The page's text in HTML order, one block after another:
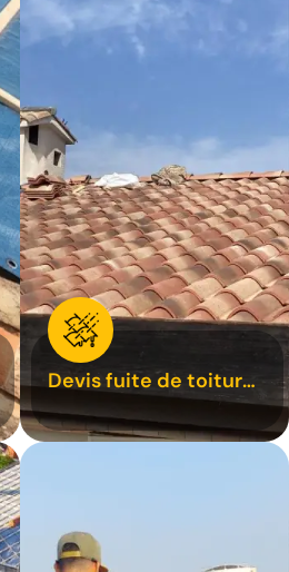
Devis fuite de toiture
31